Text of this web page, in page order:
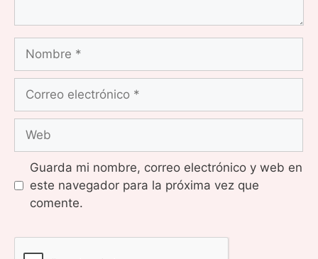
electrónico
Guarda mi nombre, correo electrónico y web en
este navegador para la próxima vez que
comente.